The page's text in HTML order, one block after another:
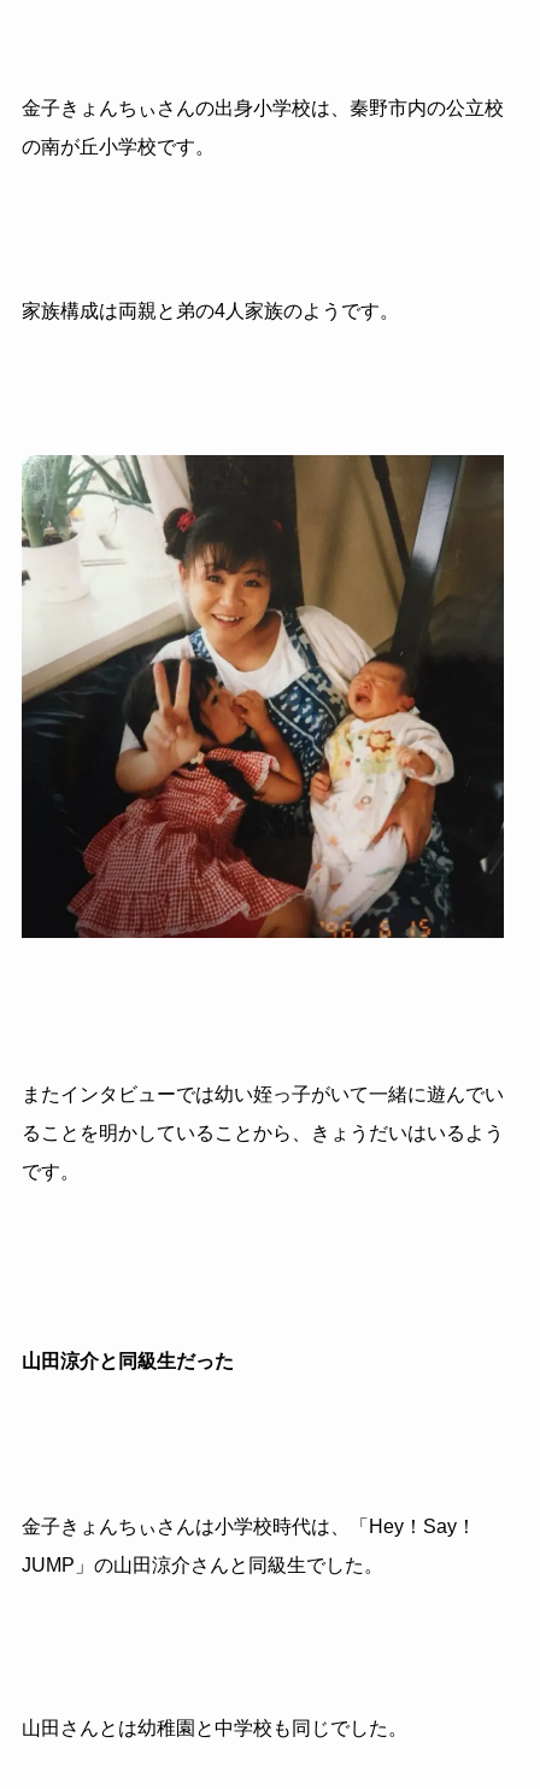
金子きょんちぃさんの出身小学校は、秦野市内の公立校
の南が丘小学校です。
家族構成は両親と弟の4人家族のようです。
またインタビューでは幼い姪っ子がいて一緒に遊んでい
ることを明かしていることから、きょうだいはいるよう
です。
山田涼介と同級生だった
金子きょんちぃさんは小学校時代は、「Hey！Say！
JUMP」の山田涼介さんと同級生でした。
山田さんとは幼稚園と中学校も同じでした。